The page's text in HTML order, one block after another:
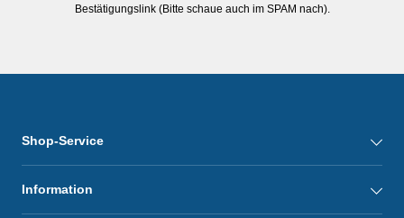
Bestätigungslink (Bitte schaue auch im SPAM nach).
Shop-Service
Information